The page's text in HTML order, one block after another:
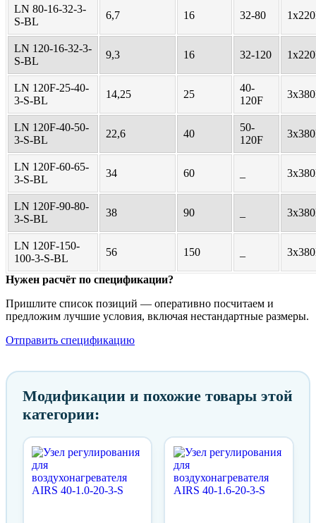
LN 80-16-32-3-
S-BL
6,7 16 32-80
LN 120-16-32-3-
S-BL
9,3 16 32-120
LN 120F-25-40-
3-S-BL
14,25 25
40-
120F
LN 120F-40-50-
3-S-BL
22,6 40
50-
120F
LN 120F-60-65-
3-S-BL
34 60
LN 120F-90-80-
3-S-BL
38 90
LN 120F-150-
100-3-S-BL
56 150
Нужен расчёт по спецификации?
Пришлите список позиций — оперативно посчитаем и
предложим лучшие условия, включая нестандартные размеры.
Отправить спецификацию
Модификации и похожие товары этой
категории: